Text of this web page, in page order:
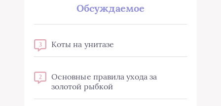
Обсуждаемое
3 Коты на унитазе
2
Основные правила ухода за
золотой рыбкой